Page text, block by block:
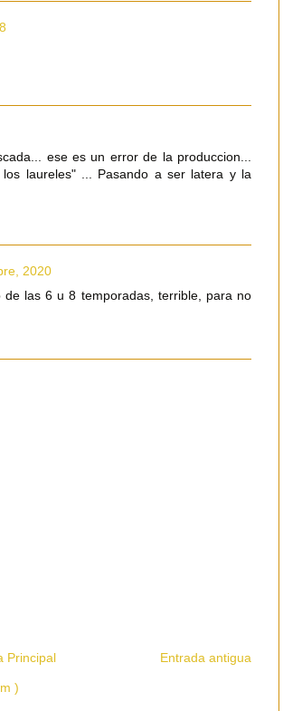
ese es un error de la produccion...
laureles" ... Pasando a ser latera y la
2020
las 6 u 8 temporadas, terrible, para no
Entrada antigua
Principal
)